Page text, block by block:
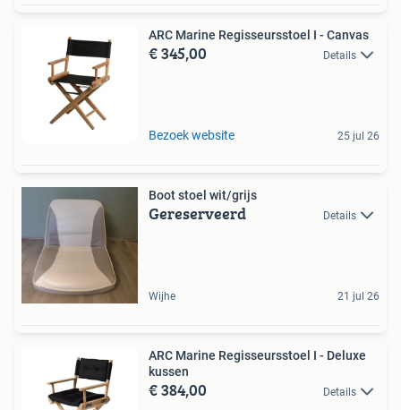
ARC Marine Regisseursstoel I - Canvas
€ 345,00 Details
Bezoek website 25 jul 26
Boot stoel wit/grijs
Gereserveerd Details
Wijhe 21 jul 26
ARC Marine Regisseursstoel I - Deluxe
kussen
€ 384,00 Details